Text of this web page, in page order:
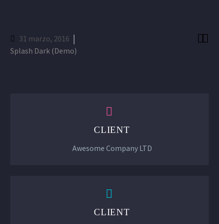

31 marzo, 2016
Splash Dark (Demo)


CLIENT
Awesome Company LTD


CLIENT